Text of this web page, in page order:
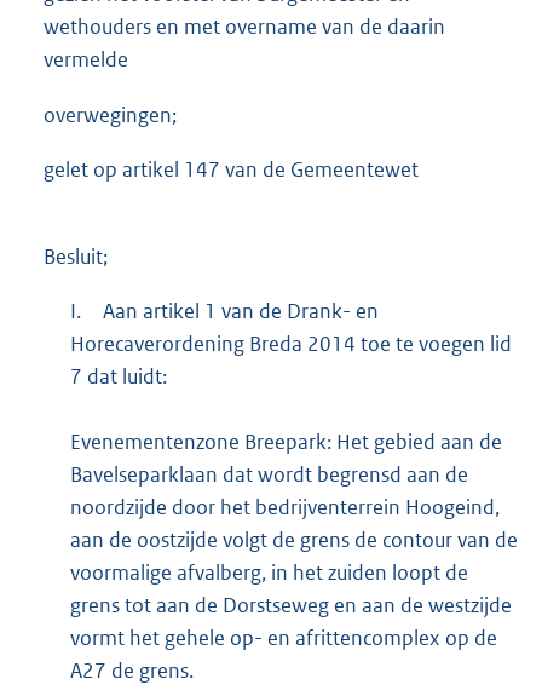
wethouders en met overname van de daarin
vermelde
overwegingen;
gelet op artikel 147 van de Gemeentewet
Besluit;
I.
Aan artikel 1 van de Drank- en
Horecaverordening Breda 2014 toe te voegen lid
7 dat luidt:
Evenementenzone Breepark: Het gebied aan de
Bavelseparklaan dat wordt begrensd aan de
noordzijde door het bedrijventerrein Hoogeind,
aan de oostzijde volgt de grens de contour van de
voormalige afvalberg, in het zuiden loopt de
grens tot aan de Dorstseweg en aan de westzijde
vormt het gehele op- en afrittencomplex op de
A27 de grens.